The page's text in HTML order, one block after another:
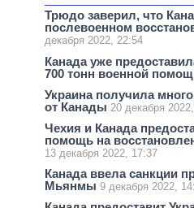
Трюдо заверил, что
послевоенном
декабря 2022, 22:54
Канада уже
700 тонн военной
Украина получила
от Канады 20 декабря
Чехия и Канада
помощь на
13 декабря 2022, 17:37
Канада ввела санкции
Мьянмы 9 декабря 2022,